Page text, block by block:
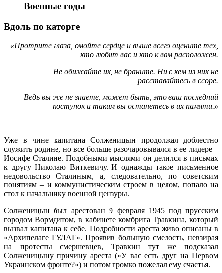
Военные годы
Вдоль по каторге
«Протрите глаза, омойте сердце и выше всего оцените тех,
кто любит вас и кто к вам расположен.
Не обижайте их, не браните. Ни с кем из них не
расставайтесь в ссоре.
Ведь вы же не знаете, может быть, это ваш последний
поступок и таким вы останетесь в их памяти.»
Уже в чине капитана Солженицын продолжал доблестно
служить родине, но все больше разочаровывался в ее лидере –
Иосифе Сталине. Подобными мыслями он делился в письмах
к другу Николаю Виткевичу. И однажды такое письменное
недовольство Сталиным, а, следовательно, по советским
понятиям – и коммунистическим строем в целом, попало на
стол к начальнику военной цензуры.
Солженицын был арестован 9 февраля 1945 под прусским
городом Вормдитом, в кабинете комбрига Травкина, который
вызвал капитана к себе. Подробности ареста живо описаны в
«Архипелаге ГУЛАГ». Проявив большую смелость, невзирая
на протесты смершевцев, Травкин тут же подсказал
Солженицыну причину ареста («У вас есть друг на Первом
Украинском фронте?») и потом громко пожелал ему счастья.